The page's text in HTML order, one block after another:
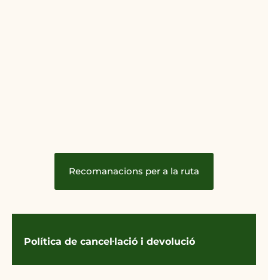
Recomanacions per a la ruta
Política de cancel·lació i devolució